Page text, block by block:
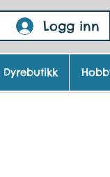
Logg inn
Dyrebutikk